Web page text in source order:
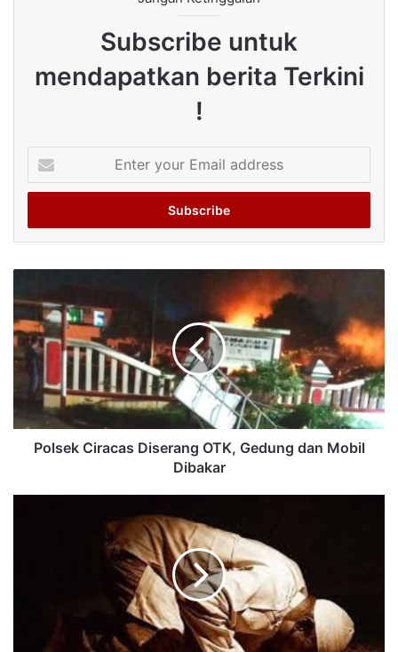
Subscribe untuk
mendapatkan berita Terkini
!
your
Email
Polsek Ciracas Diserang OTK, Gedung dan Mobil
Dibakar